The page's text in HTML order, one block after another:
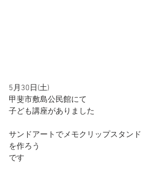
5月30日(土)
甲斐市敷島公民館にて
子ども講座がありました
サンドアートでメモクリップスタンド
を作ろう
です